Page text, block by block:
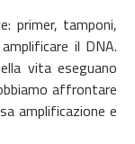
primer, tamponi,
il DNA.
vita eseguano
affrontare
amplificazione e